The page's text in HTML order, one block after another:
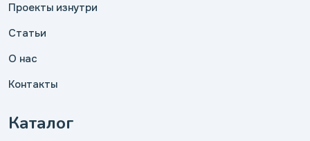
Проекты изнутри
Статьи
О нас
Контакты
Каталог